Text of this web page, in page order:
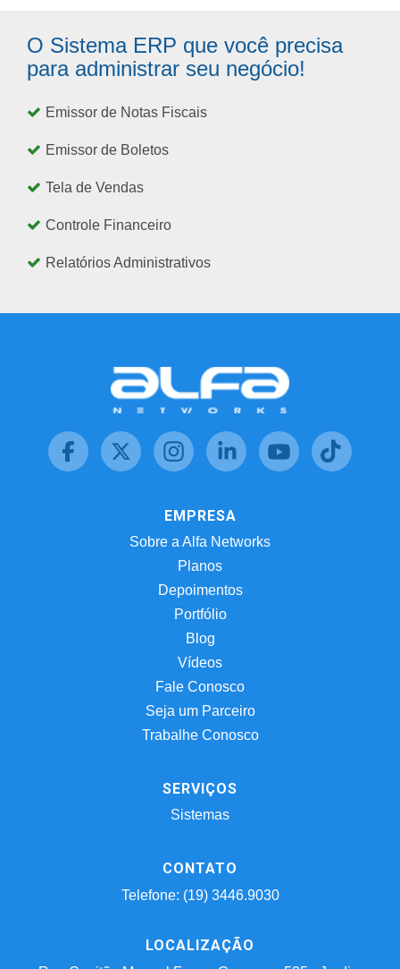
O Sistema ERP que você precisa
para administrar seu negócio!
Emissor de Notas Fiscais
Emissor de Boletos
Tela de Vendas
Controle Financeiro
Relatórios Administrativos
EMPRESA
Sobre a Alfa Networks
Planos
Depoimentos
Portfólio
Blog
Vídeos
Fale Conosco
Seja um Parceiro
Trabalhe Conosco
SERVIÇOS
Sistemas
CONTATO
Telefone: (19) 3446.9030
LOCALIZAÇÃO